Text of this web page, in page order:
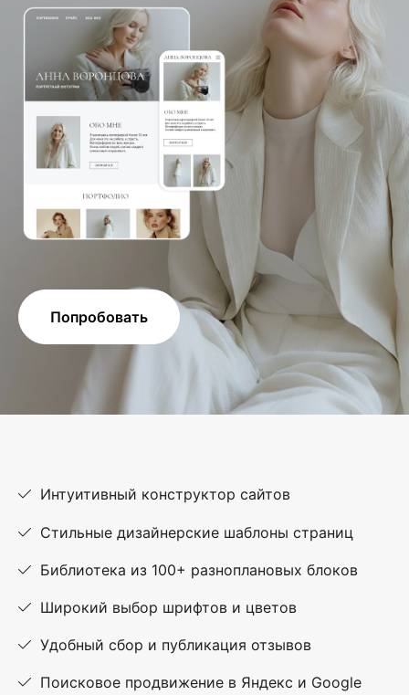
Попробовать
Интуитивный конструктор сайтов
Стильные дизайнерские шаблоны страниц
Библиотека из 100+ разноплановых блоков
Широкий выбор шрифтов и цветов
Удобный сбор и публикация отзывов
Поисковое продвижение в Яндекс и Google